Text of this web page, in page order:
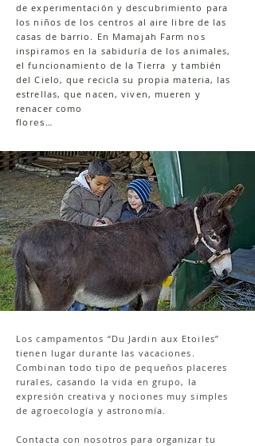
de experimentación y descubrimiento para
los niños de los centros al aire libre de las
casas de barrio. En Mamajah Farm nos
inspiramos en la sabiduría de los animales,
el funcionamiento de la Tierra y también
del Cielo, que recicla su propia materia, las
estrellas, que nacen, viven, mueren y
renacer como
flores…
Los campamentos “Du Jardin aux Etoiles”
tienen lugar durante las vacaciones.
Combinan todo tipo de pequeños placeres
rurales, casando la vida en grupo, la
expresión creativa y nociones muy simples
de agroecología y astronomía.
Contacta con nosotros para organizar tu